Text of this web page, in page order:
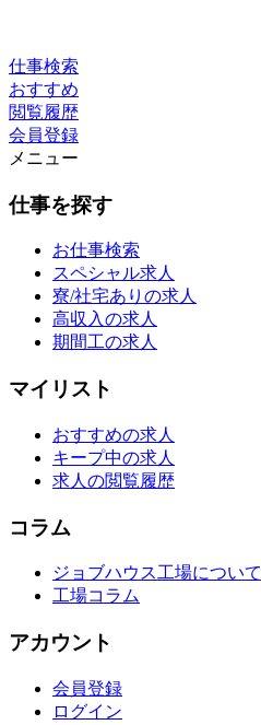
仕事検索
おすすめ
閲覧履歴
会員登録
メニュー
仕事を探す
お仕事検索
スペシャル求人
寮/社宅ありの求人
高収入の求人
期間工の求人
マイリスト
おすすめの求人
キープ中の求人
求人の閲覧履歴
コラム
ジョブハウス工場について
工場コラム
アカウント
会員登録
ログイン